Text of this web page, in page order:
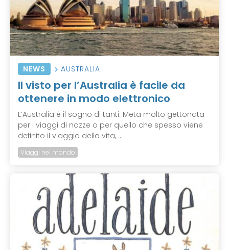
NEWS AUSTRALIA
Il visto per l’Australia è facile da
ottenere in modo elettronico
L’Australia è il sogno di tanti. Meta molto gettonata
per i viaggi di nozze o per quello che spesso viene
definito il viaggio della vita, ...
Viaggi nel mondo